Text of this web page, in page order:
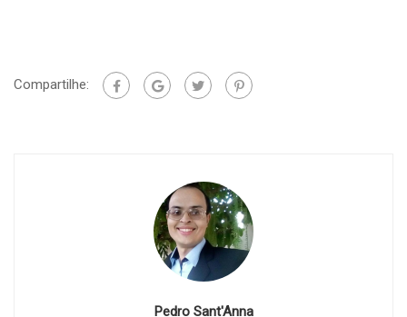
Compartilhe:
Pedro Sant'Anna